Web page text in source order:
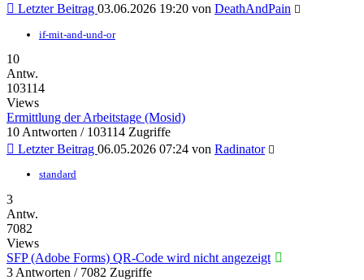
Letzter Beitrag 03.06.2026 19:20 von DeathAndPain
if-mit-and-und-or
10
Antw.
103114
Views
Ermittlung der Arbeitstage (Mosid)
10 Antworten / 103114 Zugriffe
Letzter Beitrag 06.05.2026 07:24 von Radinator
standard
3
Antw.
7082
Views
SFP (Adobe Forms) QR-Code wird nicht angezeigt
3 Antworten / 7082 Zugriffe